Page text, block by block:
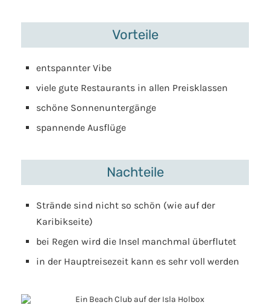
Vorteile
entspannter Vibe
viele gute Restaurants in allen Preisklassen
schöne Sonnenuntergänge
spannende Ausflüge
Nachteile
Strände sind nicht so schön (wie auf der
Karibikseite)
bei Regen wird die Insel manchmal überflutet
in der Hauptreisezeit kann es sehr voll werden